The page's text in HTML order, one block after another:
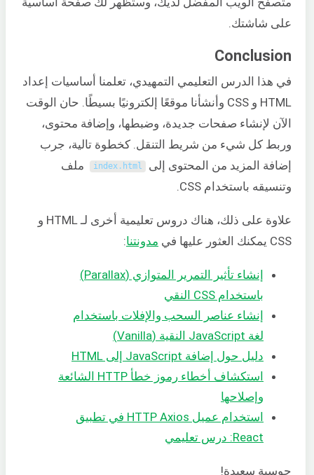
على شاشتك.
Conclusion
في هذا الدرس التعليمي التمهيدي، تعلمنا أساسيات إعداد
HTML و CSS وأنشأنا موقعًا إلكترونيًا بسيطًا. حان الوقت
الآن لإنشاء صفحات جديدة، وضبطها، وإضافة محتوى،
وربط كل شيء من شريط التنقل. كخطوة تالية، جرب
إضافة المزيد من المحتوى إلى
index . html
ملف
وتنسيقه باستخدام CSS.
علاوة على ذلك، هناك دروس تعليمية أخرى لـ HTML و
CSS يمكنك العثور عليها في
مدونتنا:
إنشاء تأثير التمرير المتوازي (Parallax)
باستخدام CSS النقي
إنشاء عناصر السحب والإفلات باستخدام
لغة JavaScript النقية (Vanilla)
دليل حول إضافة JavaScript إلى HTML
استكشاف أخطاء رموز خطأ HTTP الشائعة
وإصلاحها
استخدام عميل HTTP Axios في تطبيق
React: درس تعليمي
حوسبة سعيدة!